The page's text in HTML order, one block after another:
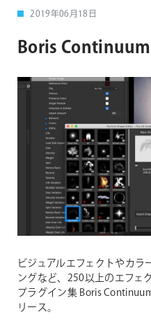
2019年06月18日
Boris
ビジュアルエフェクトやカ
ングなど、250以上のエフェ
プラグイン集 Boris
リース。